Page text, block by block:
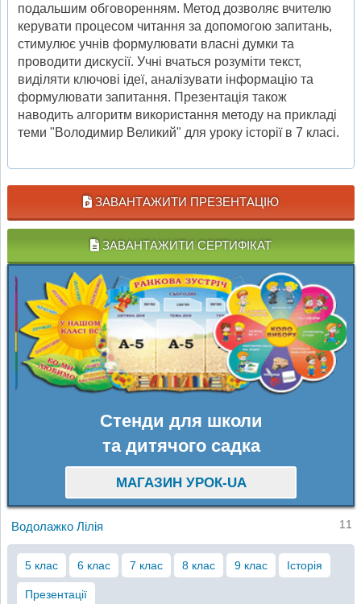
подальшим обговоренням. Метод дозволяє вчителю
керувати процесом читання за допомогою запитань,
стимулює учнів формулювати власні думки та
проводити дискусії. Учні вчаться розуміти текст,
виділяти ключові ідеї, аналізувати інформацію та
формулювати запитання. Презентація також
наводить алгоритм використання методу на прикладі
теми "Володимир Великий" для уроку історії в 7 класі.
ЗАВАНТАЖИТИ ПРЕЗЕНТАЦІЮ
ЗАВАНТАЖИТИ СЕРТИФІКАТ
Стенди для школи
та дитячого садка
МАГАЗИН УРОК-UA
Водолажко Лілія 11
5 клас 6 клас 7 клас 8 клас 9 клас Історія
Презентації